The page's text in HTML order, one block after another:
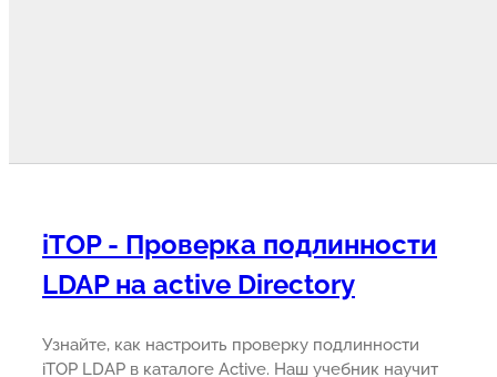
iTOP - Проверка подлинности
LDAP на active Directory
Узнайте, как настроить проверку подлинности
iTOP LDAP в каталоге Active. Наш учебник научит